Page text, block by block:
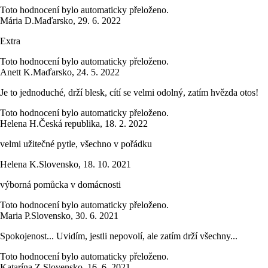
Toto hodnocení bylo automaticky přeloženo.
Mária D.Maďarsko, 29. 6. 2022
Extra
Toto hodnocení bylo automaticky přeloženo.
Anett K.Maďarsko, 24. 5. 2022
Je to jednoduché, drží blesk, cítí se velmi odolný, zatím hvězda otos!
Toto hodnocení bylo automaticky přeloženo.
Helena H.Česká republika, 18. 2. 2022
velmi užitečné pytle, všechno v pořádku
Helena K.Slovensko, 18. 10. 2021
výborná pomůcka v domácnosti
Toto hodnocení bylo automaticky přeloženo.
Maria P.Slovensko, 30. 6. 2021
Spokojenost... Uvidím, jestli nepovolí, ale zatím drží všechny...
Toto hodnocení bylo automaticky přeloženo.